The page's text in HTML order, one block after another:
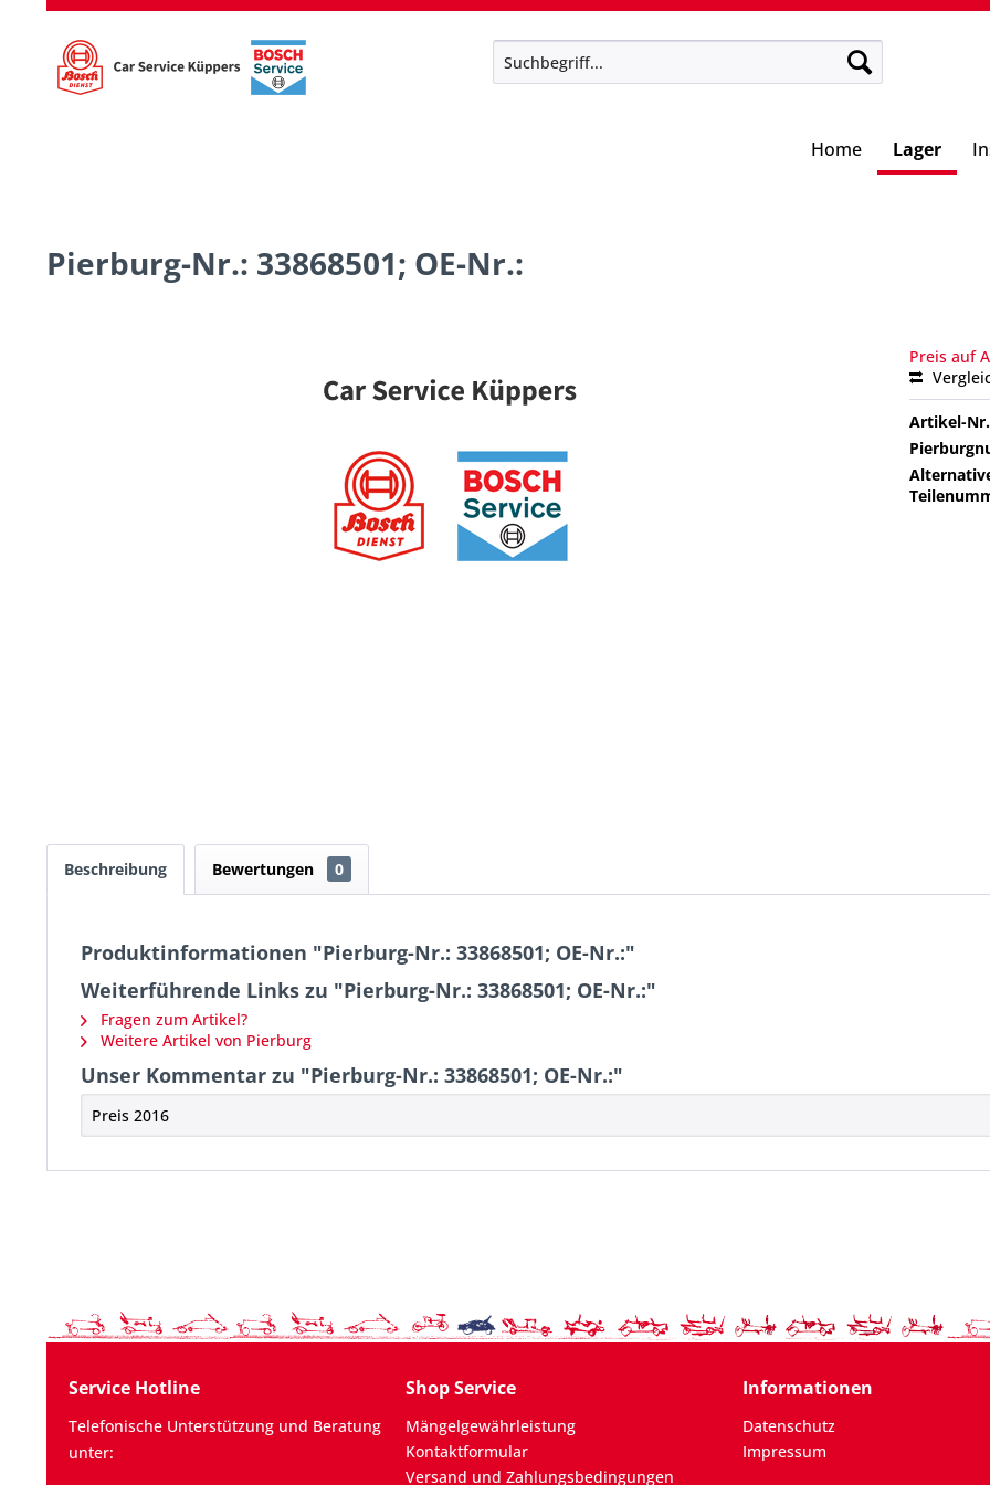
Home Lager
Pierburg-Nr.: 33868501; OE-Nr.:
Preis auf
Artikel-
Beschreibung Bewertungen 0
Produktinformationen "Pierburg-Nr.: 33868501; OE-Nr.:"
Weiterführende Links zu "Pierburg-Nr.: 33868501; OE-Nr.:"
Fragen zum Artikel?
Weitere Artikel von Pierburg
Unser Kommentar zu "Pierburg-Nr.: 33868501; OE-Nr.:"
Preis 2016
Service Hotline
Telefonische Unterstützung und Beratung
unter:
Shop Service
Mängelgewährleistung
Kontaktformular
Versand und Zahlungsbedingungen
Informationen
Datenschutz
Impressum